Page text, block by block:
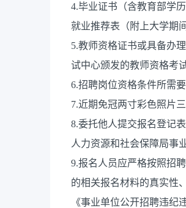
4.毕业证书（含教育部学
就业推荐表（附上大学期
5.教师资格证书或具备办
试中心颁发的教师资格考
6.招聘岗位资格条件所需
7.近期免冠两寸彩色照片三
8.委托他人提交报名登记
人力资源和社会保障局事
9.报名人员应严格按照招
的相关报名材料的真实性
《事业单位公开招聘违纪